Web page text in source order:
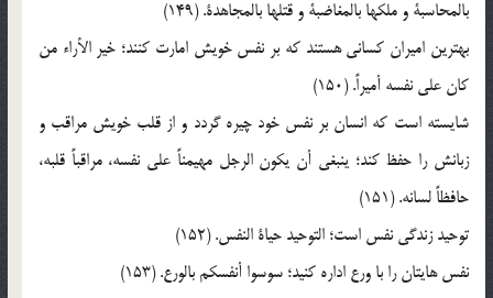
بالمحاسبة و ملکها بالمغاضبة و قتلها بالمجاهدة. (149)
بهترين اميران کساني هستند که بر نفس خويش امارت کنند؛ خير الأراء من
کان علي نفسه أميراً. (150)
شايسته است که انسان بر نفس خود چيره گردد و از قلب خويش مراقب و
زبانش را حفظ کند؛ ينبغي أن يکون الرجل مهيمناً علي نفسه، مراقباً قلبه،
حافظاً لسانه. (151)
توحيد زندگي نفس است؛ التوحيد حياة النفس. (152)
نفس هايتان را با ورع اداره کنيد؛ سوسوا أنفسکم بالورع. (153)